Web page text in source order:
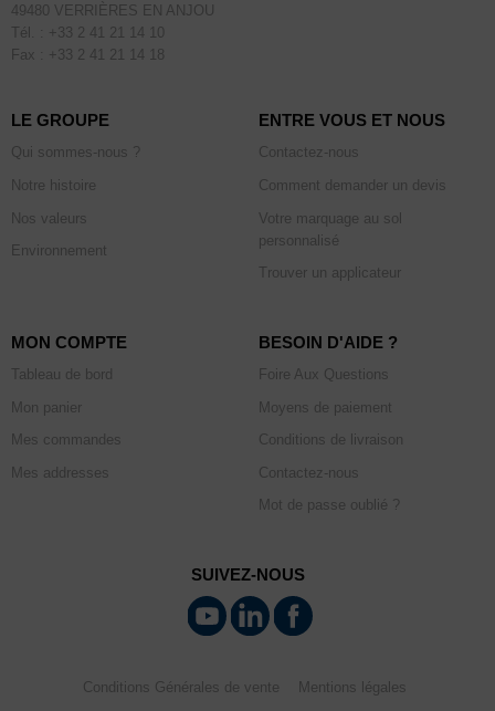
49480 VERRIÈRES EN ANJOU
Tél. : +33 2 41 21 14 10
Fax : +33 2 41 21 14 18
LE GROUPE
Qui sommes-nous ?
Notre histoire
Nos valeurs
Environnement
ENTRE VOUS ET NOUS
Contactez-nous
Comment demander un devis
Votre marquage au sol
personnalisé
Trouver un applicateur
MON COMPTE
Tableau de bord
Mon panier
Mes commandes
Mes addresses
BESOIN D'AIDE ?
Foire Aux Questions
Moyens de paiement
Conditions de livraison
Contactez-nous
Mot de passe oublié ?
SUIVEZ-NOUS
Conditions Générales de vente Mentions légales